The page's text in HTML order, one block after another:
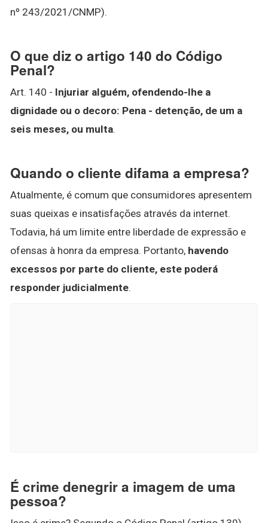
nº 243/2021/CNMP).
O que diz o artigo 140 do Código
Penal?
Art. 140 - Injuriar alguém, ofendendo-lhe a
dignidade ou o decoro: Pena - detenção, de um a
seis meses, ou multa.
Quando o cliente difama a empresa?
Atualmente, é comum que consumidores apresentem
suas queixas e insatisfações através da internet.
Todavia, há um limite entre liberdade de expressão e
ofensas à honra da empresa. Portanto, havendo
excessos por parte do cliente, este poderá
responder judicialmente.
É crime denegrir a imagem de uma
pessoa?